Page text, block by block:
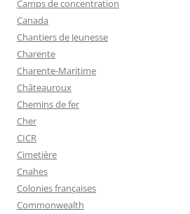
Camps de concentration
Canada
Chantiers de Jeunesse
Charente
Charente-Maritime
Châteauroux
Chemins de fer
Cher
CICR
Cimetière
Cnahes
Colonies françaises
Commonwealth